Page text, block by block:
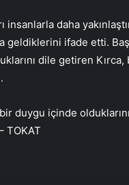
insanlarla daha
geldiklerini ifade etti.
dile getiren
duygu içinde
TOKAT